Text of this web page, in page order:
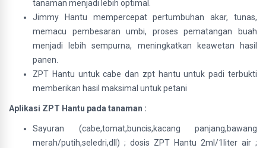
tanaman menjadi lebih optimal.
Jimmy Hantu mempercepat pertumbuhan akar, tunas,
memacu pembesaran umbi, proses pematangan buah
menjadi lebih sempurna, meningkatkan keawetan hasil
panen.
ZPT Hantu untuk cabe dan zpt hantu untuk padi terbukti
memberikan hasil maksimal untuk petani
Aplikasi ZPT Hantu pada tanaman :
Sayuran (cabe,tomat,buncis,kacang panjang,bawang
merah/putih,seledri,dll) ; dosis ZPT Hantu 2ml/1liter air ;